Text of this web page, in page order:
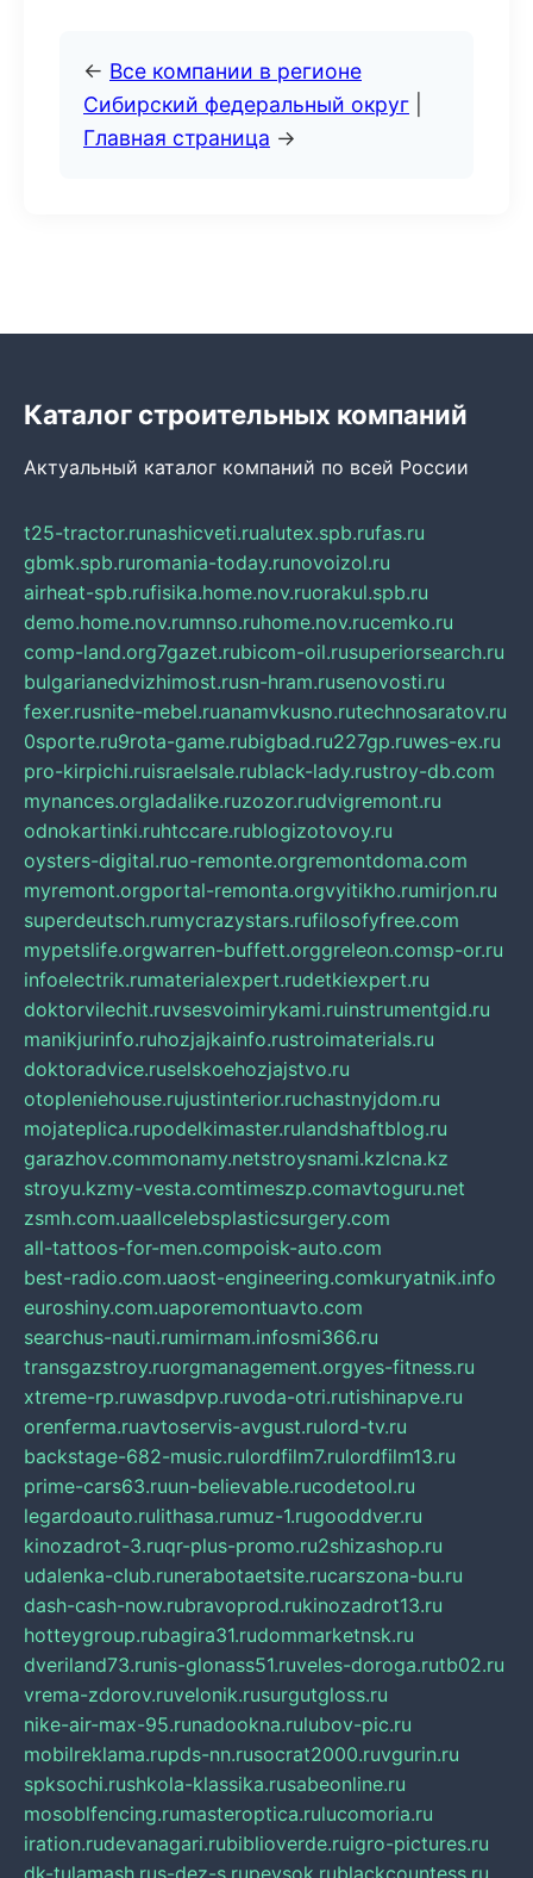
← Все компании в регионе
Сибирский федеральный округ
Главная страница →
Каталог строительных компаний
Актуальный каталог компаний по всей России
t25-tractor.runashicveti.rualutex.spb.rufas.ru
gbmk.spb.ruromania-today.runovoizol.ru
airheat-spb.rufisika.home.nov.ruorakul.spb.ru
demo.home.nov.rumnso.ruhome.nov.rucemko.ru
comp-land.org7gazet.rubicom-oil.rusuperiorsearch.ru
bulgarianedvizhimost.rusn-hram.rusenovosti.ru
fexer.rusnite-mebel.ruanamvkusno.rutechnosaratov.ru
0sporte.ru9rota-game.rubigbad.ru227gp.ruwes-ex.ru
pro-kirpichi.ruisraelsale.rublack-lady.rustroy-db.com
mynances.orgladalike.ruzozor.rudvigremont.ru
odnokartinki.ruhtccare.rublogizotovoy.ru
oysters-digital.ruo-remonte.orgremontdoma.com
myremont.orgportal-remonta.orgvyitikho.rumirjon.ru
superdeutsch.rumycrazystars.rufilosofyfree.com
mypetslife.orgwarren-buffett.orggreleon.comsp-or.ru
infoelectrik.rumaterialexpert.rudetkiexpert.ru
doktorvilechit.ruvsesvoimirykami.ruinstrumentgid.ru
manikjurinfo.ruhozjajkainfo.rustroimaterials.ru
doktoradvice.ruselskoehozjajstvo.ru
otopleniehouse.rujustinterior.ruchastnyjdom.ru
mojateplica.rupodelkimaster.rulandshaftblog.ru
garazhov.commonamy.netstroysnami.kzlcna.kz
stroyu.kzmy-vesta.comtimeszp.comavtoguru.net
zsmh.com.uaallcelebsplasticsurgery.com
all-tattoos-for-men.compoisk-auto.com
best-radio.com.uaost-engineering.comkuryatnik.info
euroshiny.com.uaporemontuavto.com
searchus-nauti.rumirmam.infosmi366.ru
transgazstroy.ruorgmanagement.orgyes-fitness.ru
xtreme-rp.ruwasdpvp.ruvoda-otri.rutishinapve.ru
orenferma.ruavtoservis-avgust.rulord-tv.ru
backstage-682-music.rulordfilm7.rulordfilm13.ru
prime-cars63.ruun-believable.rucodetool.ru
legardoauto.rulithasa.rumuz-1.rugooddver.ru
kinozadrot-3.ruqr-plus-promo.ru2shizashop.ru
udalenka-club.runerabotaetsite.rucarszona-bu.ru
dash-cash-now.rubravoprod.rukinozadrot13.ru
hotteygroup.rubagira31.rudommarketnsk.ru
dveriland73.runis-glonass51.ruveles-doroga.rutb02.ru
vrema-zdorov.ruvelonik.rusurgutgloss.ru
nike-air-max-95.runadookna.rulubov-pic.ru
mobilreklama.rupds-nn.rusocrat2000.ruvgurin.ru
spksochi.rushkola-klassika.rusabeonline.ru
mosoblfencing.rumasteroptica.rulucomoria.ru
iration.rudevanagari.rubiblioverde.ruigro-pictures.ru
dk-tulamash.rus-dez-s.rupeysok.rublackcountess.ru